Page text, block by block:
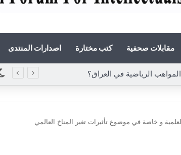
مقابلات صحفية كتب مختارة اصدارات المنتدى
الرياضية في العراق؟
و خاصة في موضوع تأثيرات تغير المناخ العالمي